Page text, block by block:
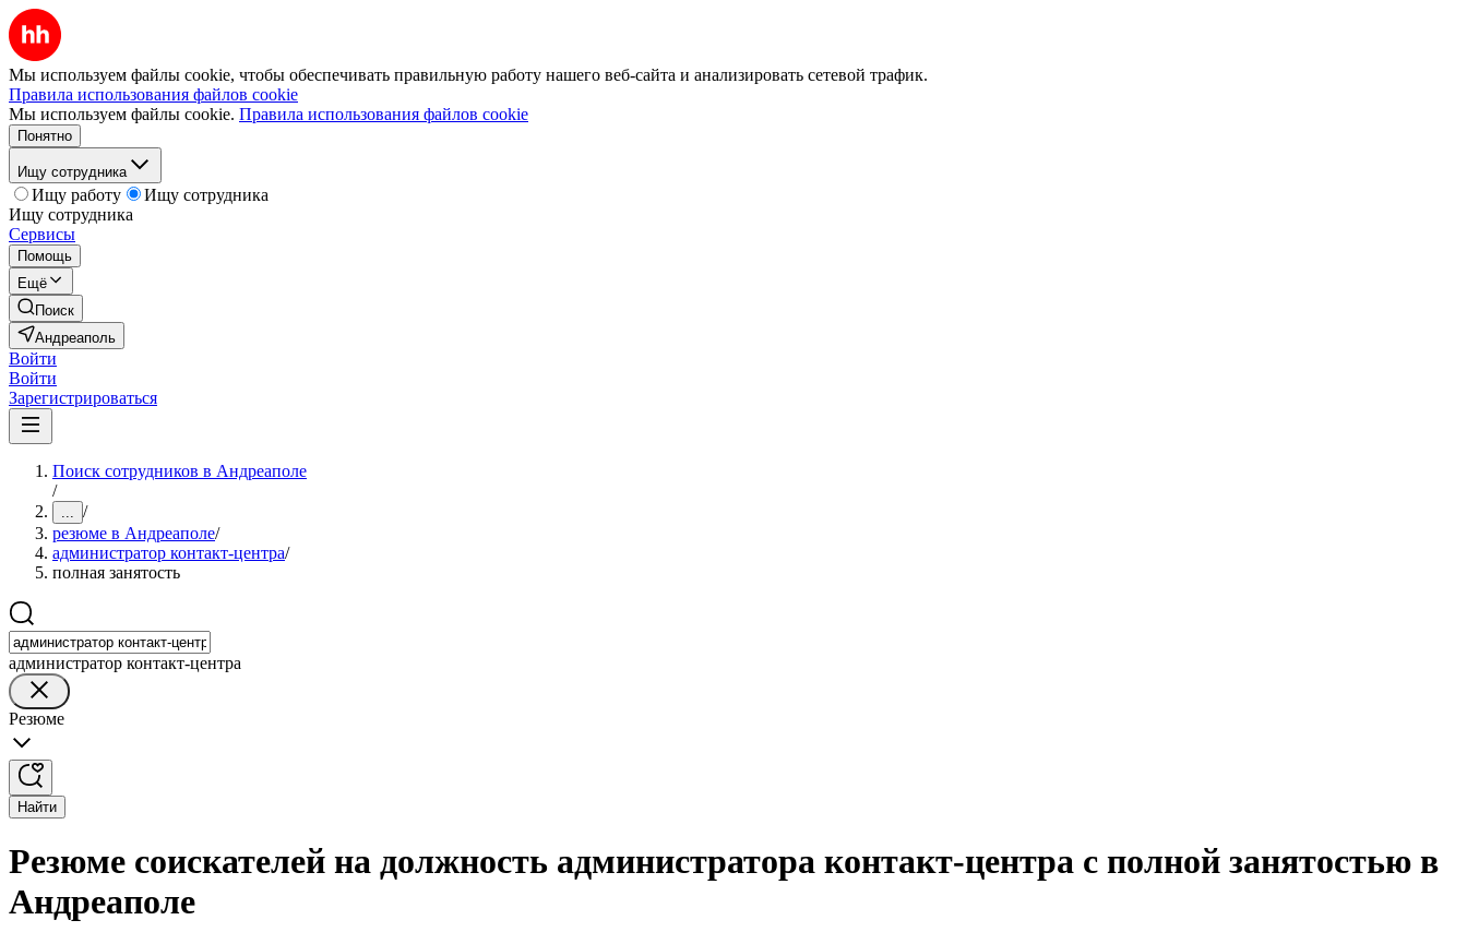
Мы используем файлы cookie, чтобы обеспечивать правильную работу нашего веб-сайта и анализировать сетевой трафик.
Правила использования файлов cookie
Мы используем файлы cookie. Правила использования файлов cookie
Понятно
Ищу сотрудника
Ищу работу
Ищу сотрудника
Ищу сотрудника
Сервисы
Помощь
Ещё
Поиск
Андреаполь
Войти
Войти
Зарегистрироваться
Поиск сотрудников в Андреаполе
/
... /
резюме в Андреаполе/
администратор контакт-центра/
полная занятость
администратор контакт-центра
Резюме
Найти
Резюме соискателей на должность администратора контакт-центра с полной занятостью в
Андреаполе